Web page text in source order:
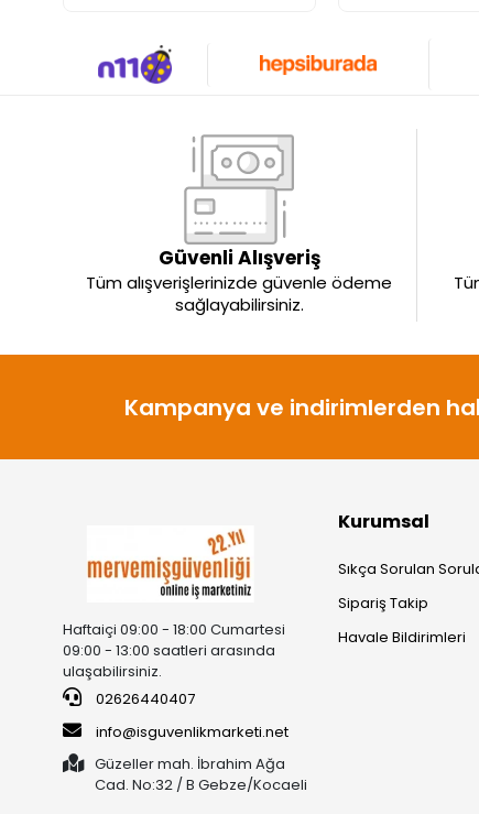
Güvenli Alışveriş
Tüm alışverişlerinizde güvenle ödeme
sağlayabilirsiniz.
Kampanya ve indirimlerden
Haftaiçi 09:00 - 18:00 Cumartesi
09:00 - 13:00 saatleri arasında
ulaşabilirsiniz.
02626440407
info@isguvenlikmarketi.net
Güzeller mah. İbrahim Ağa
Cad. No:32 / B Gebze/Kocaeli
Kurumsal
Sıkça Sorulan
Sipariş Takip
Havale Bildirimleri